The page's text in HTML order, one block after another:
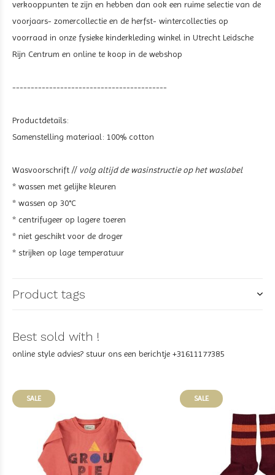
verkooppunten te zijn en hebben dan ook een ruime selectie van de
voorjaars- zomercollectie en de herfst- wintercollecties op
voorraad in onze fysieke kinderkleding winkel in Utrecht Leidsche
Rijn Centrum en online te koop in de webshop
------------------------------------------
Productdetails:
Samenstelling materiaal: 100% cotton
Wasvoorschrift // volg altijd de wasinstructie op het waslabel
* wassen met gelijke kleuren
* wassen op 30°C
* centrifugeer op lagere toeren
* niet geschikt voor de droger
* strijken op lage temperatuur
Product tags
Best sold with !
online style advies? stuur ons een berichtje +31611177385
SALE SALE